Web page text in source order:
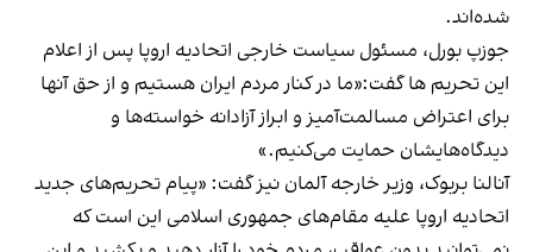
شده‌اند.
جوزپ بورل، مسئول سیاست خارجی اتحادیه اروپا پس از اعلام
این تحریم ها گفت:«ما در کنار مردم ایران هستیم و از حق آنها
برای اعتراض مسالمت‌آمیز و ابراز آزادانه خواسته‌ها و
دیدگاه‌هایشان حمایت می‌کنیم.»
آنالنا بربوک، وزیر خارجه آلمان نیز گفت: «پیام تحریم‌های جدید
اتحادیه اروپا علیه مقام‌های جمهوری اسلامی این است که